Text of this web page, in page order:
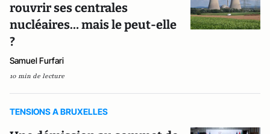
rouvrir ses centrales
nucléaires… mais le peut-elle
?
Samuel Furfari
10 min de lecture
TENSIONS A BRUXELLES